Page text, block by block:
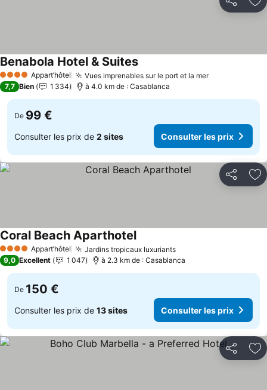
Partager
4 Étoiles Appart’hôtel Vues imprenables sur le port et la mer
Benabola Hotel & Suites
7,7 Bien 1 334 à 4.0 km de : Casablanca
De 99 €
Consulter les prix de 2 sites Consulter les prix
Partager
4 Étoiles Appart’hôtel Jardins tropicaux luxuriants
Coral Beach Aparthotel
9,0 Excellent 1 047 à 2.3 km de : Casablanca
De 150 €
Consulter les prix de 13 sites Consulter les prix
Partager